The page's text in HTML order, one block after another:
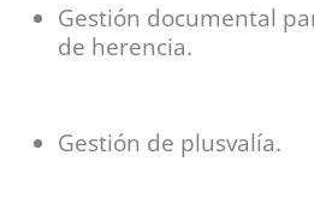
Gestión documental
de herencia.
Gestión de plusvalía.